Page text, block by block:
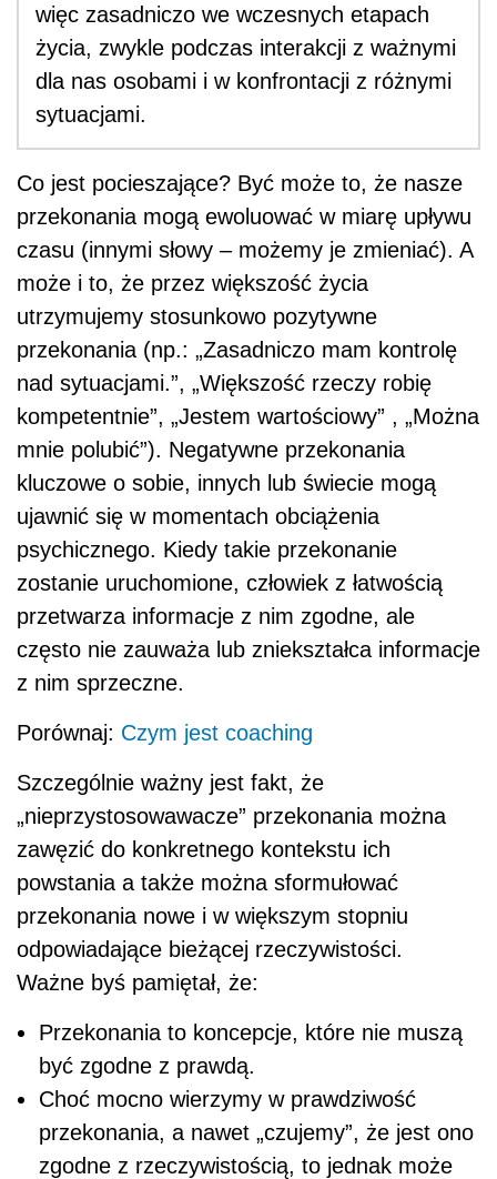
więc zasadniczo we wczesnych etapach
życia, zwykle podczas interakcji z ważnymi
dla nas osobami i w konfrontacji z różnymi
sytuacjami.
Co jest pocieszające? Być może to, że nasze
przekonania mogą ewoluować w miarę upływu
czasu (innymi słowy – możemy je zmieniać). A
może i to, że przez większość życia
utrzymujemy stosunkowo pozytywne
przekonania (np.: „Zasadniczo mam kontrolę
nad sytuacjami.”, „Większość rzeczy robię
kompetentnie”, „Jestem wartościowy” , „Można
mnie polubić”). Negatywne przekonania
kluczowe o sobie, innych lub świecie mogą
ujawnić się w momentach obciążenia
psychicznego. Kiedy takie przekonanie
zostanie uruchomione, człowiek z łatwością
przetwarza informacje z nim zgodne, ale
często nie zauważa lub zniekształca informacje
z nim sprzeczne.
Porównaj: Czym jest coaching
Szczególnie ważny jest fakt, że
„nieprzystosowawacze” przekonania można
zawęzić do konkretnego kontekstu ich
powstania a także można sformułować
przekonania nowe i w większym stopniu
odpowiadające bieżącej rzeczywistości.
Ważne byś pamiętał, że:
Przekonania to koncepcje, które nie muszą
być zgodne z prawdą.
Choć mocno wierzymy w prawdziwość
przekonania, a nawet „czujemy”, że jest ono
zgodne z rzeczywistością, to jednak może